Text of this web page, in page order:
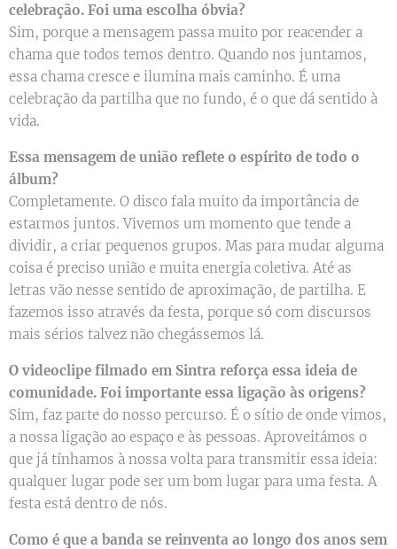
celebração. Foi uma escolha óbvia?
Sim, porque a mensagem passa muito por reacender a
chama que todos temos dentro. Quando nos juntamos,
essa chama cresce e ilumina mais caminho. É uma
celebração da partilha que no fundo, é o que dá sentido à
vida.
Essa mensagem de união reflete o espírito de todo o
álbum?
Completamente. O disco fala muito da importância de
estarmos juntos. Vivemos um momento que tende a
dividir, a criar pequenos grupos. Mas para mudar alguma
coisa é preciso união e muita energia coletiva. Até as
letras vão nesse sentido de aproximação, de partilha. E
fazemos isso através da festa, porque só com discursos
mais sérios talvez não chegássemos lá.
O videoclipe filmado em Sintra reforça essa ideia de
comunidade. Foi importante essa ligação às origens?
Sim, faz parte do nosso percurso. É o sítio de onde vimos,
a nossa ligação ao espaço e às pessoas. Aproveitámos o
que já tínhamos à nossa volta para transmitir essa ideia:
qualquer lugar pode ser um bom lugar para uma festa. A
festa está dentro de nós.
Como é que a banda se reinventa ao longo dos anos sem